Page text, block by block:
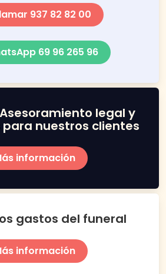
937 82 82 00
69 96 265 96
legal y
nuestros clientes
información
gastos del funeral
información